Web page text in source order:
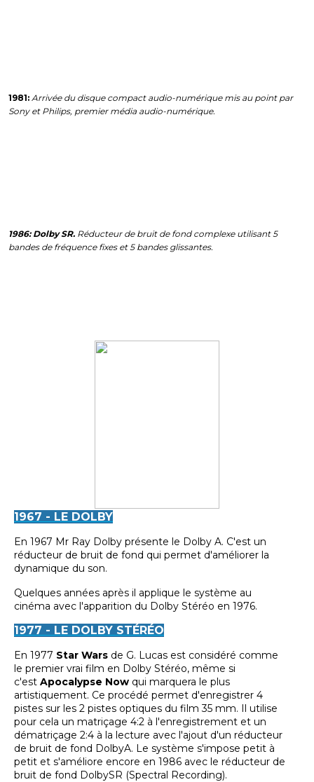
1981: Arrivée du disque compact audio-numérique mis au point par
Sony et Philips, premier média audio-numérique.
1986: Dolby SR. Réducteur de bruit de fond complexe utilisant 5
bandes de fréquence fixes et 5 bandes glissantes.
1967 - LE DOLBY
En 1967 Mr Ray Dolby présente le Dolby A. C'est un
réducteur de bruit de fond qui permet d'améliorer la
dynamique du son.
Quelques années après il applique le système au
cinéma avec l'apparition du Dolby Stéréo en 1976.
1977 - LE DOLBY STÉRÉO
En 1977 Star Wars de G. Lucas est considéré comme
le premier vrai film en Dolby Stéréo, même si
c'est Apocalypse Now qui marquera le plus
artistiquement. Ce procédé permet d'enregistrer 4
pistes sur les 2 pistes optiques du film 35 mm. Il utilise
pour cela un matriçage 4:2 à l'enregistrement et un
dématriçage 2:4 à la lecture avec l'ajout d'un réducteur
de bruit de fond DolbyA. Le système s'impose petit à
petit et s'améliore encore en 1986 avec le réducteur de
bruit de fond DolbySR (Spectral Recording).